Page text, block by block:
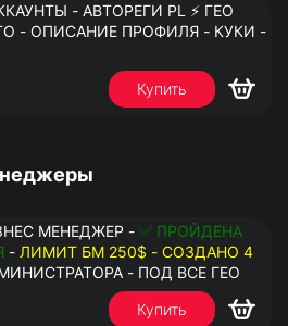
- АВТОРЕГИ PL ⚡️ ГЕО
- ОПИСАНИЕ ПРОФИЛЯ - КУКИ -
Купить
МЕНЕДЖЕР - ✅ ПРОЙДЕНА
- ЛИМИТ БМ 250$ - СОЗДАНО 4
- ПОД ВСЕ ГЕО
Купить